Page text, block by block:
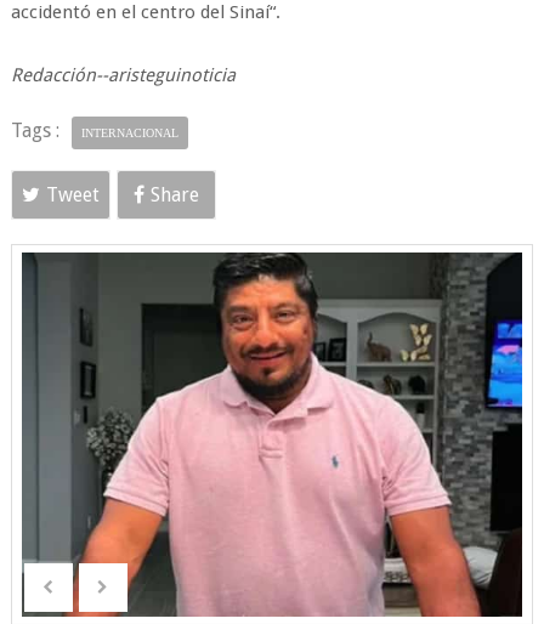
accidentó en el centro del Sinaí“.
Redacción--aristeguinoticia
Tags : INTERNACIONAL
Tweet Share